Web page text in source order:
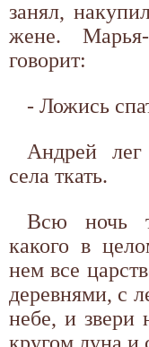
занял,
жене.
говорит:
- Ложись
Андрей
села ткать.
Всю ночь
какого в
нем все
деревнями, с
небе, и звери
кругом луна и